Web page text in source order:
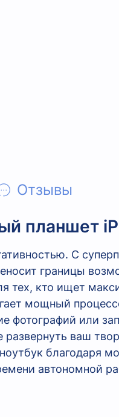
Отзывы
планшет
С
границы
тех, кто ищет
мощный
фотографий или
ваш
благодаря
автономной